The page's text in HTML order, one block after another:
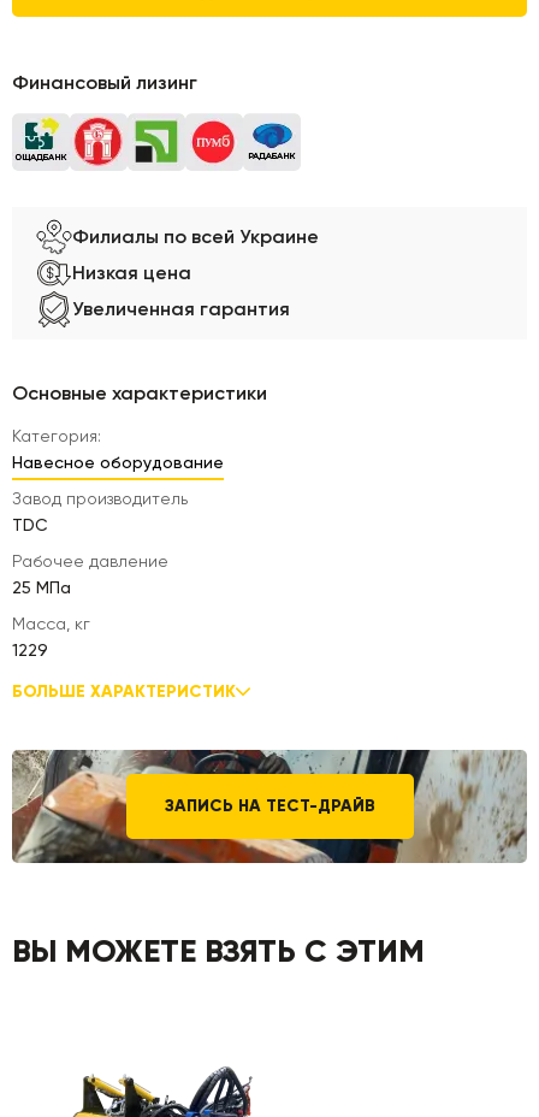
Финансовый лизинг
Филиалы по всей Украине
Низкая цена
Увеличенная гарантия
Основные характеристики
Категория:
Навесное оборудование
Завод производитель
TDC
Рабочее давление
25 МПа
Масса, кг
1229
БОЛЬШЕ ХАРАКТЕРИСТИК
ЗАПИСЬ НА ТЕСТ-ДРАЙВ
ВЫ МОЖЕТЕ ВЗЯТЬ С ЭТИМ